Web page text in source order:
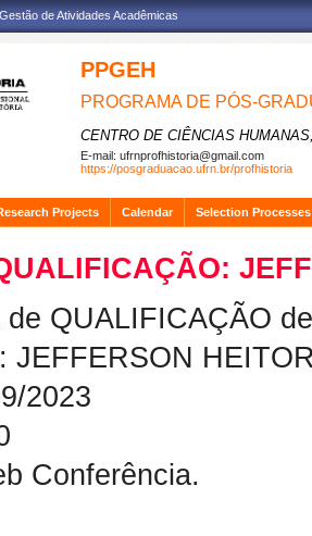
de Atividades Acadêmicas
PPGEH
PROGRAMA DE PÓS-
CENTRO DE CIÊNCIAS
E-mail: ufrnprofhistoria@gmail.com
https://posgraduacao.ufrn.br/profhistoria
Projects Calendar Selection Processes
de QUALIFICAÇÃO
JEFFERSON
2023
Conferência.